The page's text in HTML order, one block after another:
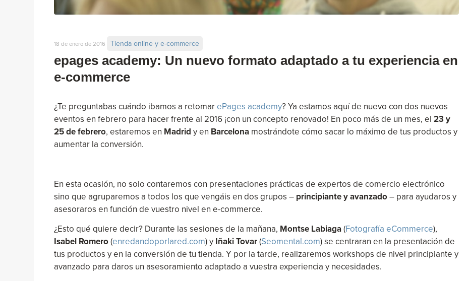
epages academy: Un nuevo formato adaptado a tu experiencia en
e-commerce
18 de enero de 2016 Tienda online y e-commerce
¿Te preguntabas cuándo ibamos a retomarePages academy? Ya estamos aquí de nuevo con dos nuevos
eventos en febrero para hacer frente al 2016 ¡con un concepto renovado! En poco más de un mes, el 23 y
25 de febrero, estaremos en Madrid y en Barcelona mostrándote cómo sacar lo máximo de tus productos y
aumentar la conversión.
En esta ocasión, no solo contaremos con presentaciones prácticas de expertos de comercio electrónico
sino que agruparemos a todos los que vengáis en dos grupos – principiante y avanzado– para ayudaros y
asesoraros en función de vuestro nivel en e-commerce.
¿Esto qué quiere decir? Durante las sesiones de la mañana, Montse Labiaga(Fotografía eCommerce),
Isabel Romero(enredandoporlared.com) y Iñaki Tovar(Seomental.com) se centraran en la presentación de
tus productos y en la conversión de tu tienda. Y por la tarde, realizaremos workshops de nivel principiante y
avanzado para daros un asesoramiento adaptado a vuestra experiencia y necesidades.